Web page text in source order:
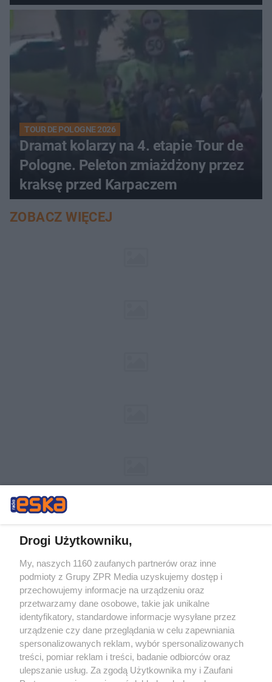
TOUR DE POLOGNE 2026
Dramat kolarzy na 4. etapie Tour de
Pologne. Peleton zmiażdżony przez
kraksę przed Karpaczem
ZOBACZ WIĘCEJ
Żaden utwór zamieszczony w serwisie nie może być powielany i
rozpowszechniany lub dalej rozpowszechniany w jakikolwiek sposób (w
tym także elektroniczny lub mechaniczny) na jakimkolwiek polu
eksploatacji w jakiejkolwiek formie, włącznie z umieszczaniem w
Internecie bez pisemnej zgody właściciela praw. Jakiekolwiek użycie lub
wykorzystanie utworów w całości lub w części z naruszeniem prawa,
tzn. bez właściwej zgody, jest zabronione pod groźbą kary i może być
ścigane prawnie.
Drogi Użytkowniku,
My, naszych 1160 zaufanych partnerów oraz inne
podmioty z Grupy ZPR Media uzyskujemy dostęp i
przechowujemy informacje na urządzeniu oraz
przetwarzamy dane osobowe, takie jak unikalne
identyfikatory, standardowe informacje wysyłane przez
urządzenie czy dane przeglądania w celu zapewniania
spersonalizowanych reklam, wybór spersonalizowanych
treści, pomiar reklam i treści, badanie odbiorców oraz
ulepszanie usług. Za zgodą Użytkownika my i Zaufani